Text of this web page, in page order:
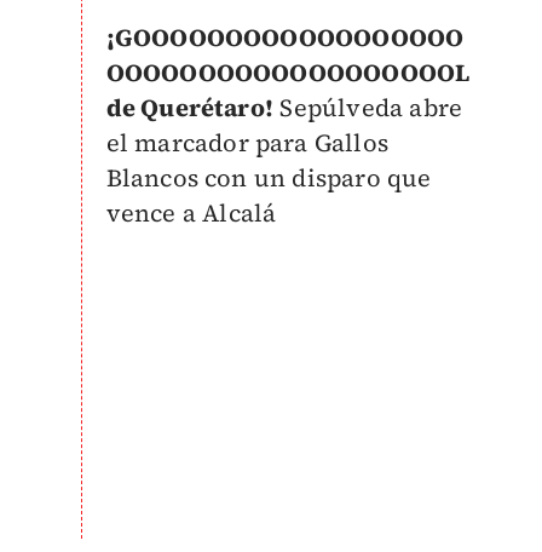
¡GOOOOOOOOOOOOOOOOOO
OOOOOOOOOOOOOOOOOOOL
de Querétaro! Sepúlveda abre
el marcador para Gallos
Blancos con un disparo que
vence a Alcalá